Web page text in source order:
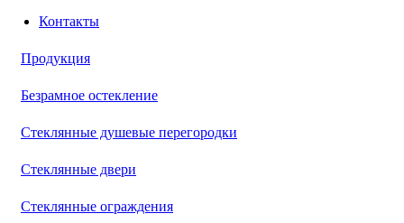
Контакты
Продукция
Безрамное остекление
Стеклянные душевые перегородки
Стеклянные двери
Стеклянные ограждения